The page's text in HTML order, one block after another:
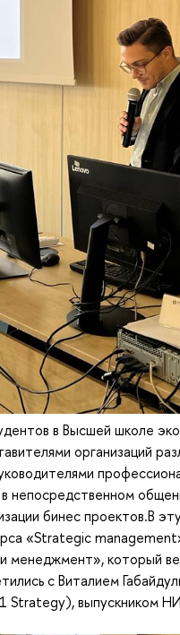
в Высшей школе
организаций
непосредственном
бинес проектов.В
«Strategic
менеджмент», который
с Виталием
Strategy), выпускником